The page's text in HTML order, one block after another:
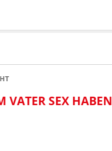
VATER SEX HABEN